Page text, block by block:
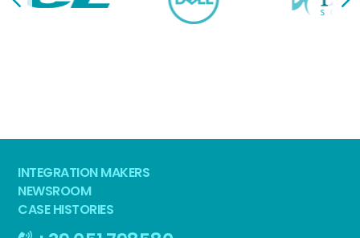
INTEGRATION MAKERS
NEWSROOM
CASE HISTORIES